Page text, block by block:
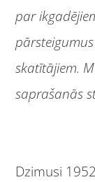
par
skatītājiem.
saprašanās
Dzimusi